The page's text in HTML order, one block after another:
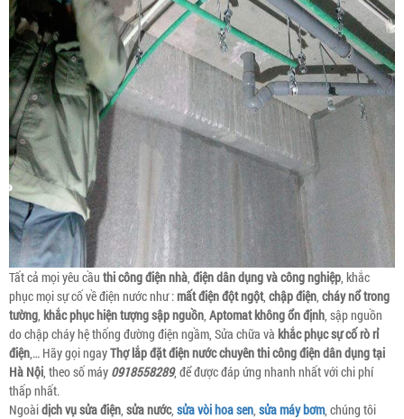
Tất cả mọi yêu cầu thi công điện nhà, điện dân dụng và công nghiệp, khắc
phục mọi sự cố về điện nước như :mất điện đột ngột, chập điện, cháy nổ trong
tường, khắc phục hiện tượng sập nguồn, Aptomat không ổn định, sập nguồn
do chập cháy hệ thống đường điện ngầm, Sửa chữa và khắc phục sự cố rò rỉ
điện,… Hãy gọi ngayThợ lắp đặt điện nước chuyên thi công điện dân dụng tại
Hà Nội, theo số máy 0918558289, để được đáp ứng nhanh nhất với chi phí
thấp nhất.
Ngoàidịch vụ sửa điện, sửa nước, sửa vòi hoa sen, sửa máy bơm, chúng tôi